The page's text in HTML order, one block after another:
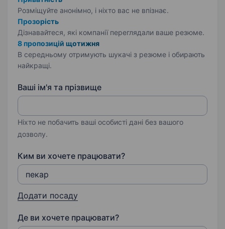
Розміщуйте анонімно, і ніхто вас не впізнає.
Прозорість
Дізнавайтеся, які компанії переглядали ваше резюме.
8 пропозицій щотижня
В середньому отримують шукачі з резюме і обирають
найкращі.
Ваші ім'я та прізвище
Ніхто не побачить ваші особисті дані без вашого
дозволу.
Ким ви хочете працювати?
Додати посаду
Де ви хочете працювати?